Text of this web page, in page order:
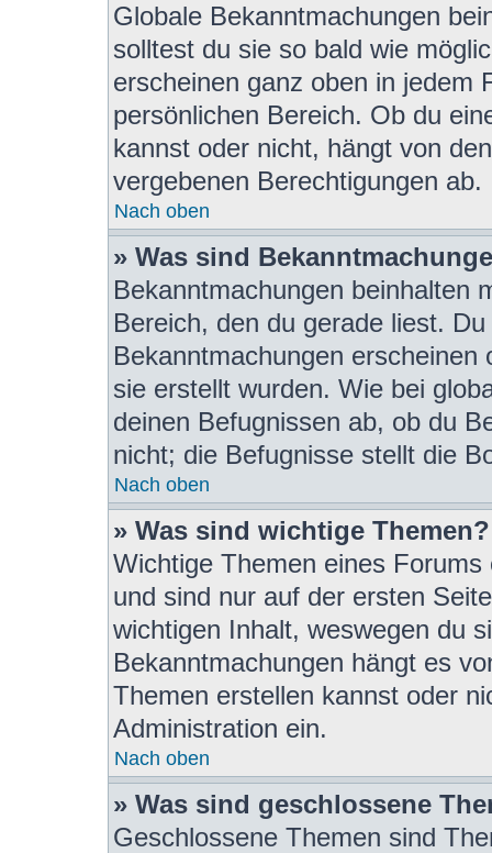
Globale Bekanntmachungen
solltest du sie so bald wie
erscheinen ganz oben in jedem
persönlichen Bereich. Ob du
kannst oder nicht, hängt von
vergebenen Berechtigungen ab.
Nach oben
» Was sind
Bekanntmachungen beinhalten
Bereich, den du gerade liest.
Bekanntmachungen
sie erstellt wurden. Wie bei
deinen Befugnissen ab, ob du
nicht; die Befugnisse stellt die
Nach oben
» Was sind wichtige Themen?
Wichtige Themen eines
und sind nur auf der ersten
wichtigen Inhalt, weswegen du
Bekanntmachungen hängt es
Themen erstellen kannst oder
Administration ein.
Nach oben
» Was sind geschlossene
Geschlossene Themen sind